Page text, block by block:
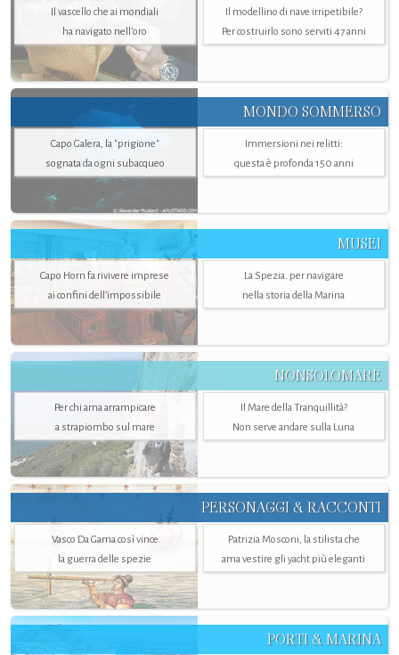
Il vascello che ai mondiali
ha navigato nell’oro
Il modellino di nave irripetibile?
Per costruirlo sono serviti 47 anni
MONDO SOMMERSO
Capo Galera, la "prigione"
sognata da ogni subacqueo
Immersioni nei relitti:
questa è profonda 150 anni
MUSEI
Capo Horn fa rivivere imprese
ai confini dell’impossibile
La Spezia. per navigare
nella storia della Marina
NONSOLOMARE
Per chi ama arrampicare
a strapiombo sul mare
Il Mare della Tranquillità?
Non serve andare sulla Luna
PERSONAGGI & RACCONTI
Vasco Da Gama così vince
la guerra delle spezie
Patrizia Mosconi, la stilista che
ama vestire gli yacht più eleganti
PORTI & MARINA